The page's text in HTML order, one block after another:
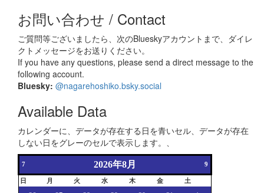
お問い合わせ / Contact
ご質問等ございましたら、次のBlueskyアカウントまで、ダイレ
クトメッセージをお送りください。
If you have any questions, please send a direct message to the
following account.
Bluesky: @nagarehoshiko.bsky.social
Available Data
カレンダーに、データが存在する日を青いセル、データが存在
しない日をグレーのセルで表示します。、
7 2026年8月 9
日 月 火 水 木 金 土